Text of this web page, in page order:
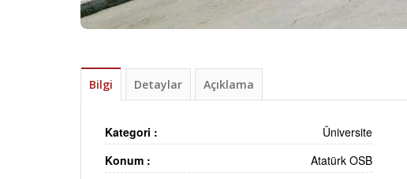
Bilgi Detaylar Açıklama
Kategori :
Üniversite
Konum :
Atatürk OSB